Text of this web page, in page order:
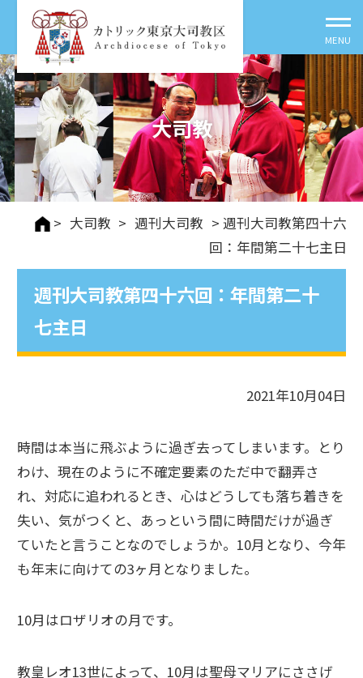
大司教
> 大司教 > 週刊⼤司教 > 週刊大司教第四十六
回：年間第二十七主日
週刊大司教第四十六回：年間第二十
七主日
2021年10月04日
時間は本当に飛ぶように過ぎ去ってしまいます。とり
わけ、現在のように不確定要素のただ中で翻弄さ
れ、対応に追われるとき、心はどうしても落ち着きを
失い、気がつくと、あっという間に時間だけが過ぎ
ていたと言うことなのでしょうか。10月となり、今年
も年末に向けての3ヶ月となりました。
10月はロザリオの月です。
教皇レオ13世によって、10月は聖母マリアにささげ